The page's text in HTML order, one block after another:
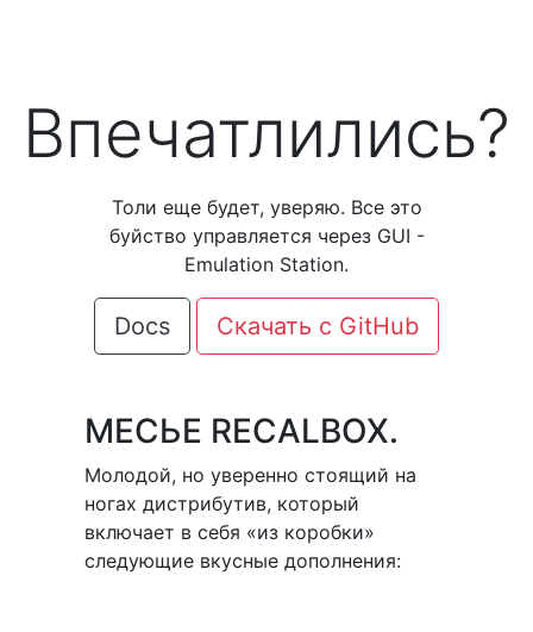
Впечатлились?
Толи еще будет, уверяю. Все это
буйство управляется через GUI -
Emulation Station.
Docs Скачать с GitHub
МЕСЬЕ RECALBOX.
Молодой, но уверенно стоящий на
ногах дистрибутив, который
включает в себя «из коробки»
следующие вкусные дополнения: